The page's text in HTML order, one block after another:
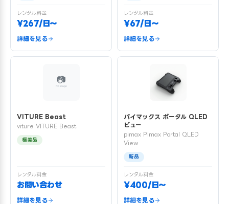
レンタル料金
¥267/日〜
詳細を見る
レンタル料金
¥67/日〜
詳細を見る
VITURE Beast
viture VITURE Beast
極美品
レンタル料金
お問い合わせ
詳細を見る
パイマックス ポータル QLED
ビュー
pimax Pimax Portal QLED
View
新品
レンタル料金
¥400/日〜
詳細を見る